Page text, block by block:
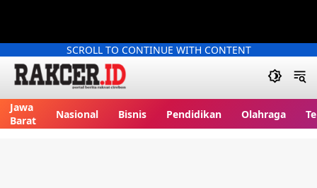
SCROLL TO CONTINUE WITH CONTENT
Jawa
Barat
Nasional Bisnis Pendidikan Olahraga